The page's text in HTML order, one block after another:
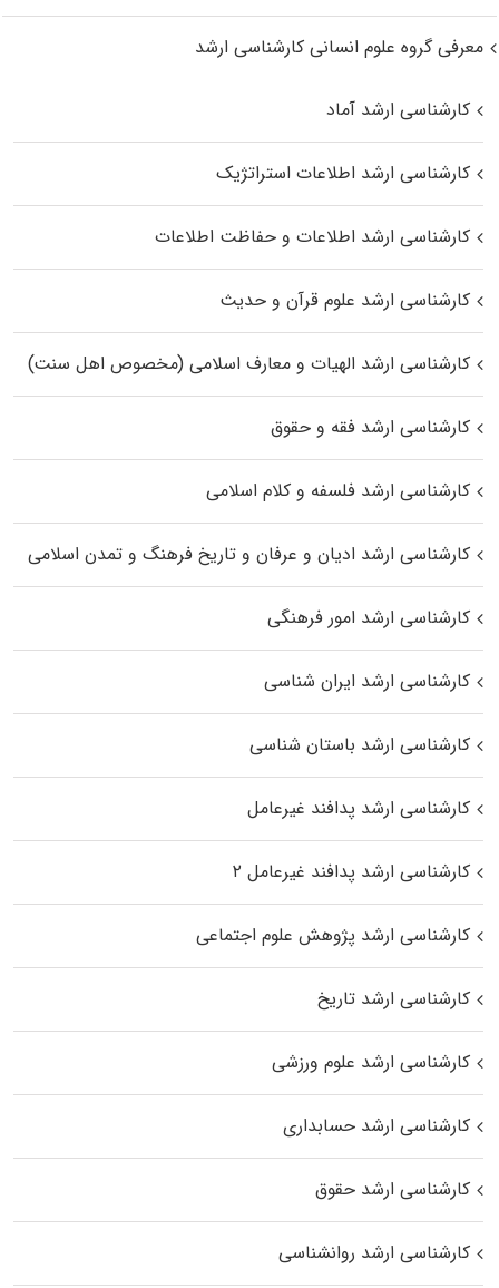
معرفی گروه علوم انسانی کارشناسی ارشد
کارشناسی ارشد آماد
کارشناسی ارشد اطلاعات استراتژیک
کارشناسی ارشد اطلاعات و حفاظت اطلاعات
کارشناسی ارشد علوم قرآن و حدیث
کارشناسی ارشد الهیات و معارف اسلامی (مخصوص اهل سنت)
کارشناسی ارشد فقه و حقوق
کارشناسی ارشد فلسفه و کلام اسلامی
کارشناسی ارشد ادیان و عرفان و تاریخ فرهنگ و تمدن اسلامی
کارشناسی ارشد امور فرهنگی
کارشناسی ارشد ایران شناسی
کارشناسی ارشد باستان شناسی
کارشناسی ارشد پدافند غیرعامل
کارشناسی ارشد پدافند غیرعامل ۲
کارشناسی ارشد پژوهش علوم اجتماعی
کارشناسی ارشد تاریخ
کارشناسی ارشد علوم ورزشی
کارشناسی ارشد حسابداری
کارشناسی ارشد حقوق
کارشناسی ارشد روانشناسی